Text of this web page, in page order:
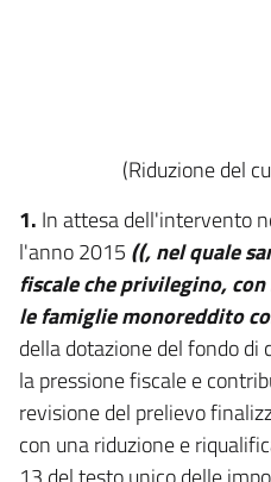
(Riduzione del
1. In attesa dell'intervento
l'anno 2015 ((, nel quale
fiscale che privilegino,
le famiglie monoreddito
della dotazione del fondo
la pressione fiscale e
revisione del prelievo
con una riduzione e